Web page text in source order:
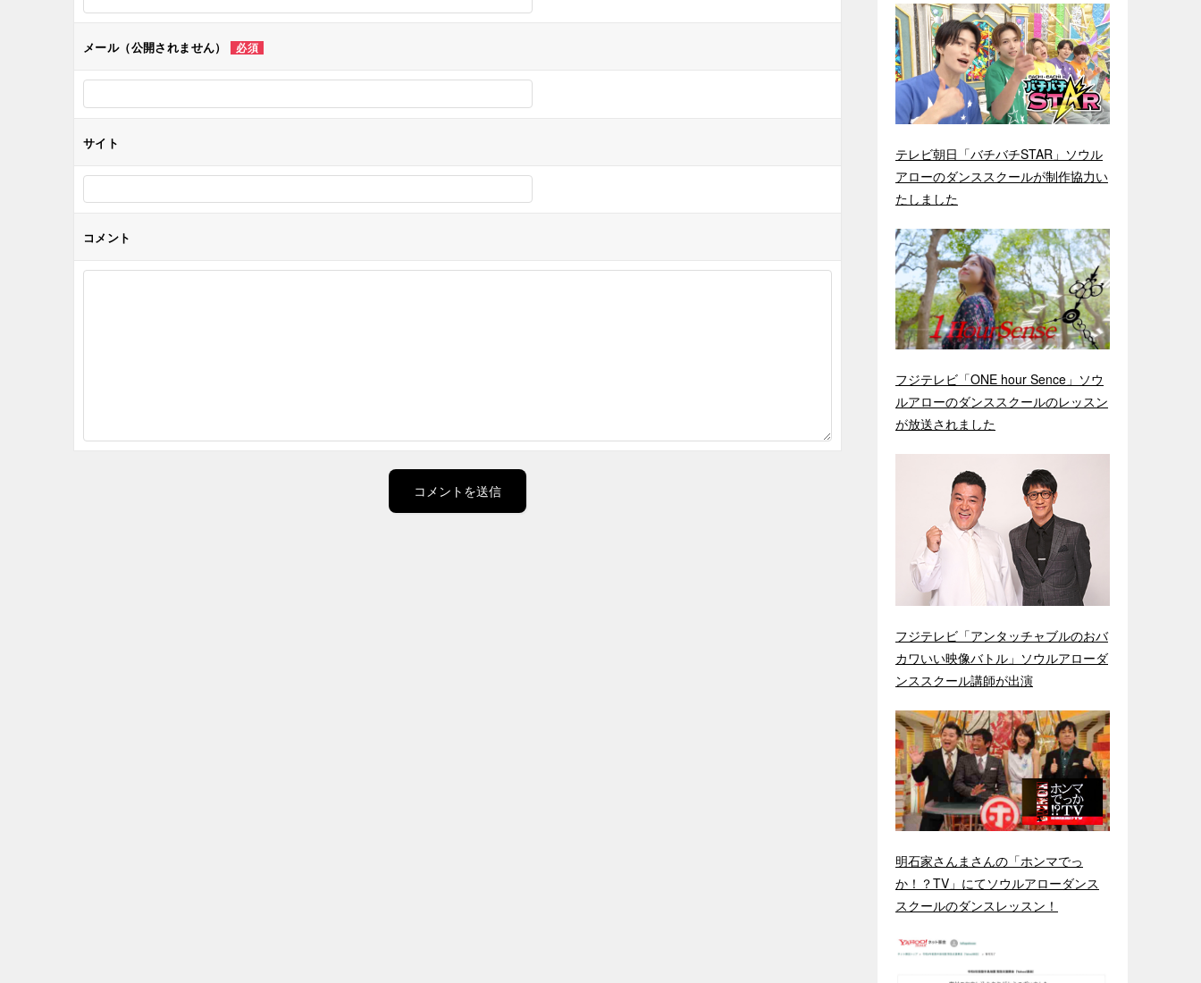
ン
メール（公開されません） 必須
サイト
コメント
テレビ朝日「バチバチSTAR」ソウル
アローのダンススクールが制作協力い
たしました
フジテレビ「ONE hour Sence」ソウ
ルアローのダンススクールのレッスン
が放送されました
フジテレビ「アンタッチャブルのおバ
カワいい映像バトル」ソウルアローダ
ンススクール講師が出演
明石家さんまさんの「ホンマでっ
か！？TV」にてソウルアローダンス
スクールのダンスレッスン！